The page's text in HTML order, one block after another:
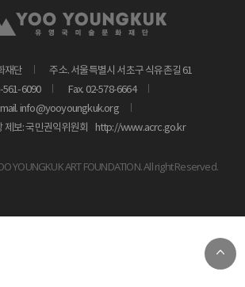
재단
주소. 서울특별시 서초구 식유촌길 61
561-6090
Fax. 02-578-6664
info@yooyoungkuk.org
제보: 국민권익위원회
http://www.acrc.go.kr
YOUNGKUK ART FOUNDATION. All right Reserved.